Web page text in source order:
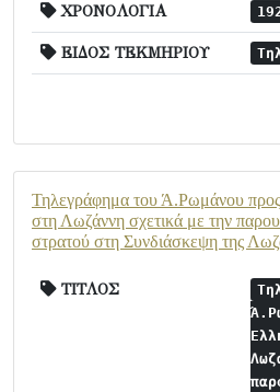
ΧΡΟΝΟΛΟΓΙΑ
ΕΙΔΟΣ ΤΕΚΜΗΡΙΟΥ
Τηλεγράφημα του Ά.Ρωμάνου
στη Λωζάννη σχετικά με την
στρατού στη Συνδιάσκεψη της
ΤΙΤΛΟΣ